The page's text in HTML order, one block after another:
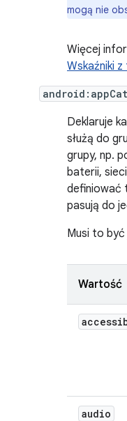
mogą nie
Więcej
Wskaźniki
Deklaruje
służą do
grupy, np.
baterii,
definiować
pasują do
Musi to
Wartość
audio